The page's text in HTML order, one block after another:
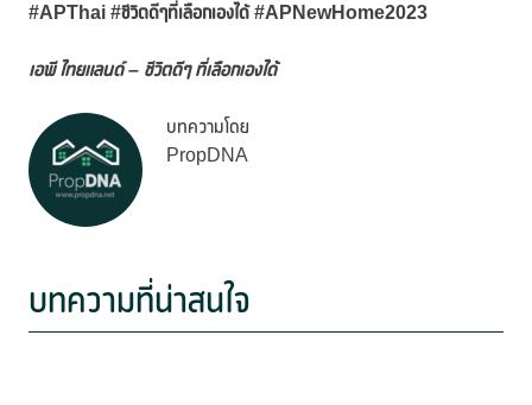
#APThai #ชีวิตดีๆที่เลือกเองได้ #APNewHome2023
เอพี ไทยแลนด์ – ชีวิตดีๆ ที่เลือกเองได้
บทความโดย
PropDNA
บทความที่น่าสนใจ